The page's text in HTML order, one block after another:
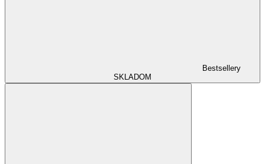
Bestsellery
SKLADOM